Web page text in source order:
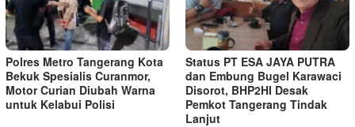
Polres Metro Tangerang Kota
Bekuk Spesialis Curanmor,
Motor Curian Diubah Warna
untuk Kelabui Polisi
Status PT ESA JAYA PUTRA
dan Embung Bugel Karawaci
Disorot, BHP2HI Desak
Pemkot Tangerang Tindak
Lanjut